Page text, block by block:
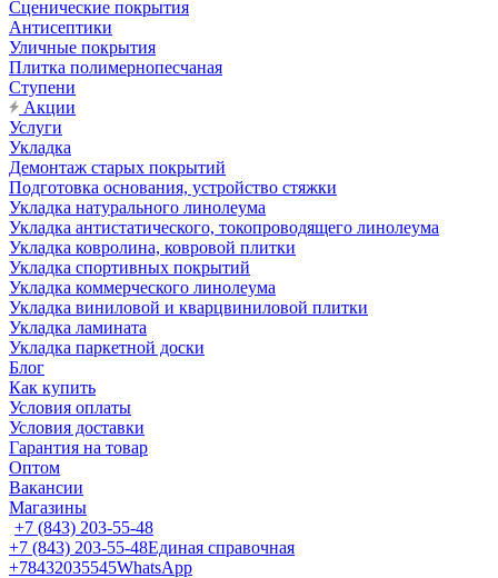
Сценические покрытия
Антисептики
Уличные покрытия
Плитка полимернопесчаная
Ступени
Акции
Услуги
Укладка
Демонтаж старых покрытий
Подготовка основания, устройство стяжки
Укладка натурального линолеума
Укладка антистатического, токопроводящего линолеума
Укладка ковролина, ковровой плитки
Укладка спортивных покрытий
Укладка коммерческого линолеума
Укладка виниловой и кварцвиниловой плитки
Укладка ламината
Укладка паркетной доски
Блог
Как купить
Условия оплаты
Условия доставки
Гарантия на товар
Оптом
Вакансии
Магазины
+7 (843) 203-55-48
+7 (843) 203-55-48Единая справочная
+78432035545WhatsApp